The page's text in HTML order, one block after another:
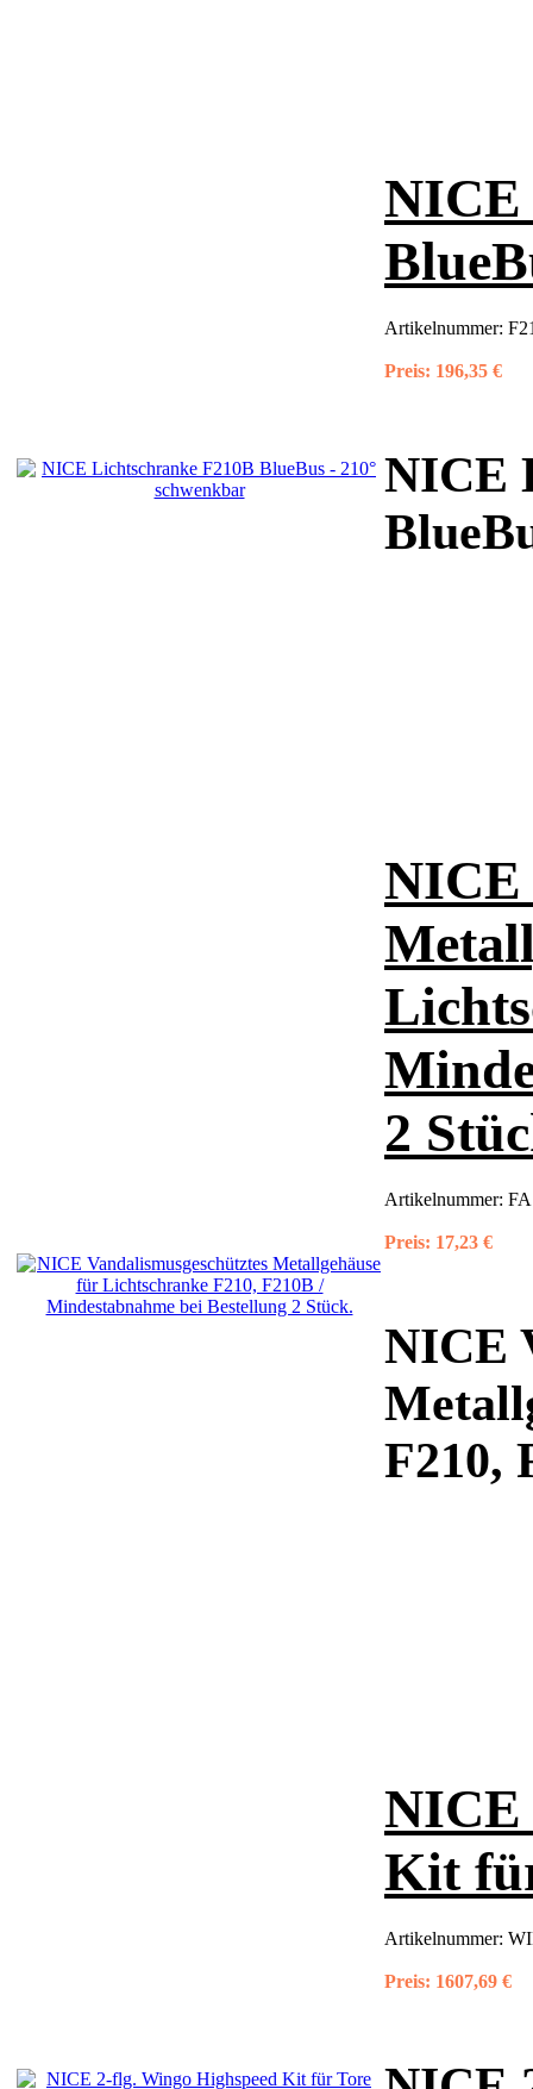
NICE
Artikelnummer:
Preis: 196,35 €
NICE
NICE
2
Artikelnummer:
Preis: 17,23 €
NICE
F210,
NICE
Kit
Artikelnummer:
Preis: 1607,69 €